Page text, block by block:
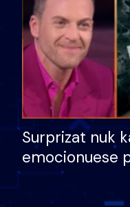
Surprizat nuk
emocionuese
nëna dhe
nuk i mban